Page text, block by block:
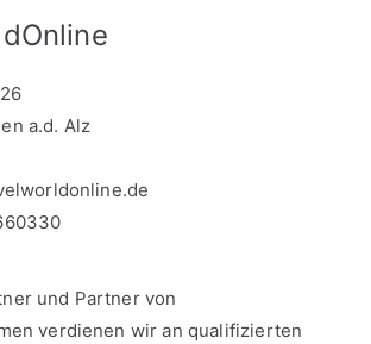
a.d. Alz
und Partner von
verdienen wir an qualifizierten